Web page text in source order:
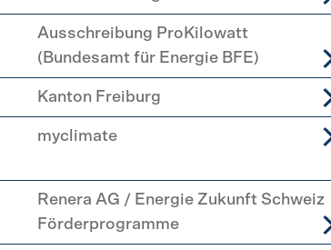
Ausschreibung ProKilowatt
(Bundesamt für Energie BFE)
Kanton Freiburg
myclimate
Renera AG / Energie Zukunft Schweiz
Förderprogramme